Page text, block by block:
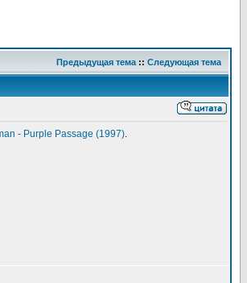
Предыдущая тема :: Следующая тема
- Purple Passage (1997).